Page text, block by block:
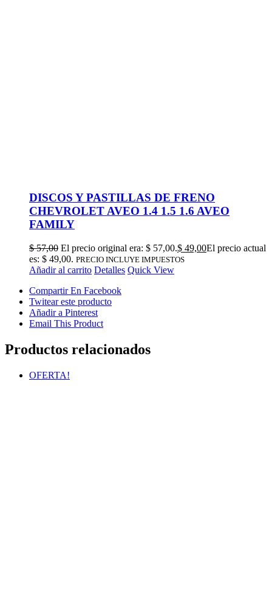
DISCOS Y PASTILLAS DE FRENO
CHEVROLET AVEO 1.4 1.5 1.6 AVEO
FAMILY
$57,00 El precio original era: $ 57,00.$ 49,00El precio actual
es: $ 49,00. PRECIO INCLUYE IMPUESTOS
Añadir al carrito Detalles Quick View
Compartir En Facebook
Twitear este producto
Añadir a Pinterest
Email This Product
Productos relacionados
OFERTA!